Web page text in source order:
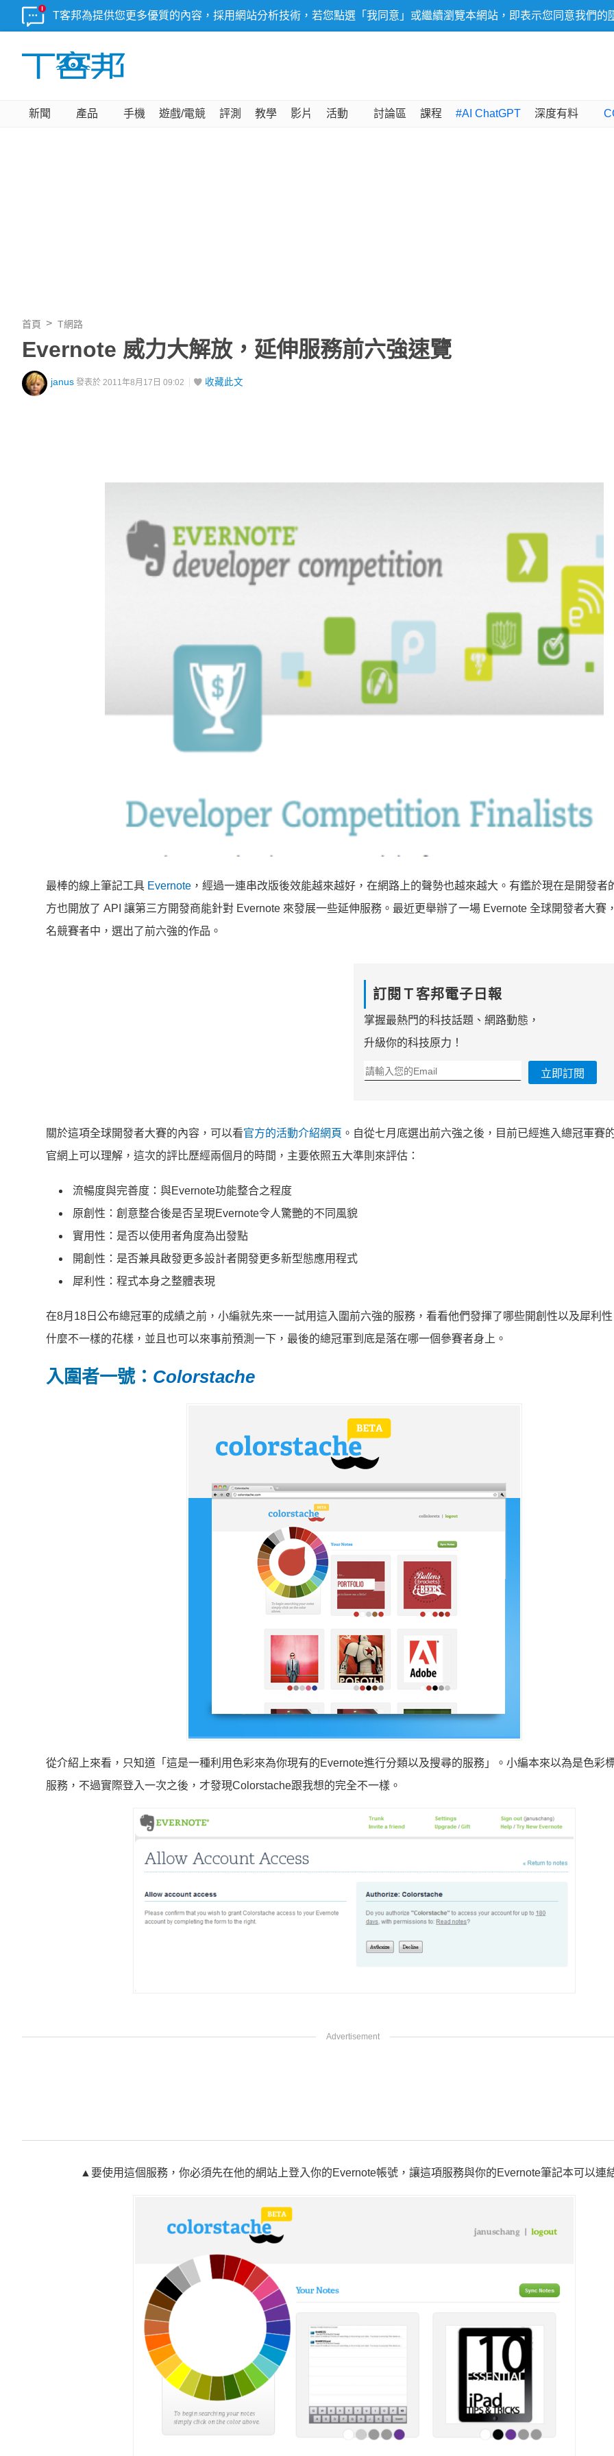
T客邦為提供您更多優質的內容，採用網站分析技術，若您點選「我同意」或繼續瀏覽本網站，即表示您同意我們的
新聞 產品 手機 遊戲/電競 評測 教學 影片 活動 討論區 課程 #AI ChatGPT 深度有料
首頁 T網路
Evernote 威力大解放，延伸服務前六強速覽
janus 發表於 2011年8月17日 09:02 收藏此文
最棒的線上筆記工具 Evernote ，經過一連串改版後效能越來越好，在網路上的聲勢也越來越大。有鑑於現在是開發者
方也開放了 API 讓第三方開發商能針對 Evernote 來發展一些延伸服務。最近更舉辦了一場 Evernote 全球開發者大賽
名競賽者中，選出了前六強的作品。
訂閱Ｔ客邦電子日報
掌握最熱門的科技話題、網路動態，
升級你的科技原力！
立即訂閱
關於這項全球開發者大賽的內容，可以看官方的活動介紹網頁 。自從七月底選出前六強之後，目前已經進入總冠軍賽
官網上可以理解，這次的評比歷經兩個月的時間，主要依照五大準則來評估：
流暢度與完善度：與Evernote功能整合之程度
原創性：創意整合後是否呈現Evernote令人驚艷的不同風貌
實用性：是否以使用者角度為出發點
開創性：是否兼具啟發更多設計者開發更多新型態應用程式
犀利性：程式本身之整體表現
在8月18日公布總冠軍的成績之前，小編就先來一一試用這入圍前六強的服務，看看他們發揮了哪些開創性以及犀利
什麼不一樣的花樣，並且也可以來事前預測一下，最後的總冠軍到底是落在哪一個參賽者身上。
入圍者一號： Colorstache
從介紹上來看，只知道「這是一種利用色彩來為你現有的Evernote進行分類以及搜尋的服務」。小編本來以為是色彩
服務，不過實際登入一次之後，才發現Colorstache跟我想的完全不一樣。
▲要使用這個服務，你必須先在他的網站上登入你的Evernote帳號，讓這項服務與你的Evernote筆記本可以連